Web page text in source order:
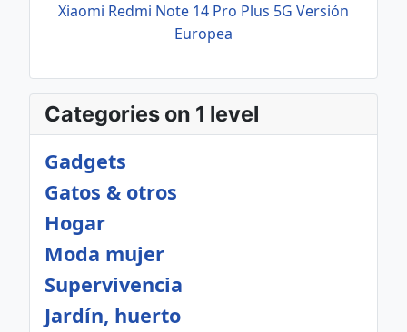
Xiaomi Redmi Note 14 Pro Plus 5G Versión
Europea
Categories on 1 level
Gadgets
Gatos & otros
Hogar
Moda mujer
Supervivencia
Jardín, huerto